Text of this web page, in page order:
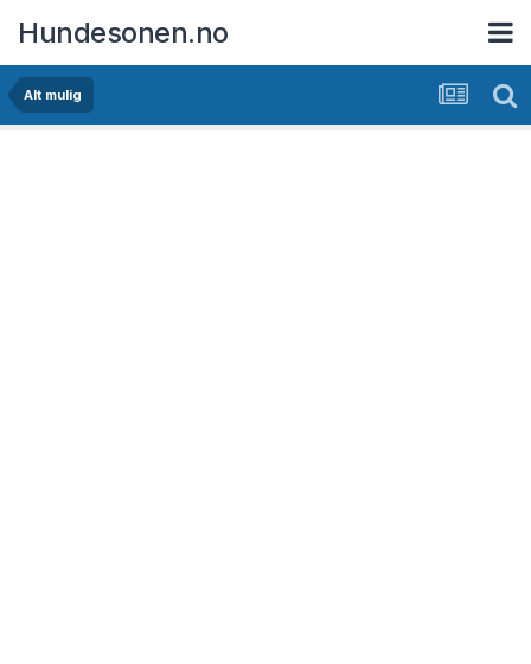
Hundesonen.no
Alt mulig